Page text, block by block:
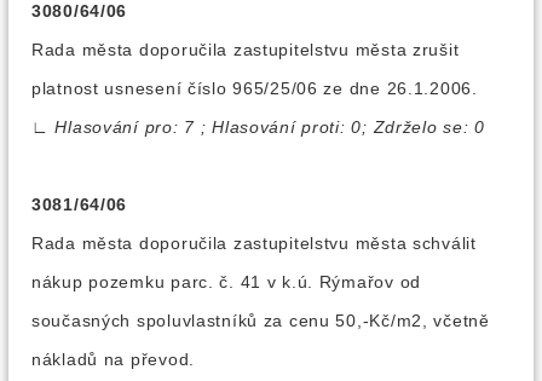
3080/64/06
Rada města doporučila zastupitelstvu města zrušit
platnost usnesení číslo 965/25/06 ze dne 26.1.2006.
∟
Hlasování pro: 7 ; Hlasování proti: 0; Zdrželo se: 0
3081/64/06
Rada města doporučila zastupitelstvu města schválit
nákup pozemku parc. č. 41 v k.ú. Rýmařov od
současných spoluvlastníků za cenu 50,-Kč/m2, včetně
nákladů na převod.